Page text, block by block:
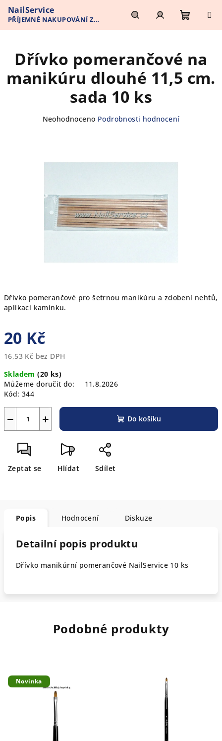
obsah
NailService
PŘÍJEMNÉ NAKUPOVÁNÍ Z
POHODLÍ VAŠEHO DOMOVA
HledatPřihlášení
košík
Dřívko pomerančové pro šetrnou manikúru a zdobení nehtů,
aplikaci kamínku.
20 Kč
16,53 Kč bez DPH
cena:
Skladem(20 ks)
Můžeme doručit do:
11.8.2026
Kód: 344
+
− Do košíku
Zeptat se Hlídat Sdílet
Dřívko pomerančové na
manikúru dlouhé 11,5 cm.
sada 10 ks
Průměrné
Neohodnoceno Podrobnosti hodnocení
Popis Hodnocení Diskuze
Detailní popis produktu
Dřívko manikúrní pomerančové NailService 10 ks
Podobné produkty
Novinka